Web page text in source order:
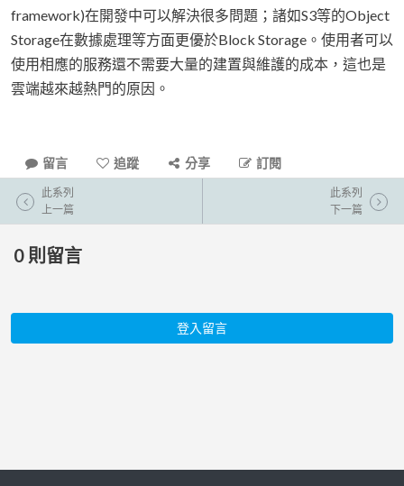
framework)在開發中可以解決很多問題；諸如S3等的Object
Storage在數據處理等方面更優於Block Storage。使用者可以
使用相應的服務還不需要大量的建置與維護的成本，這也是
雲端越來越熱門的原因。
留言 追蹤 分享 訂閱
此系列
上一篇
此系列
下一篇
0 則留言
登入留言